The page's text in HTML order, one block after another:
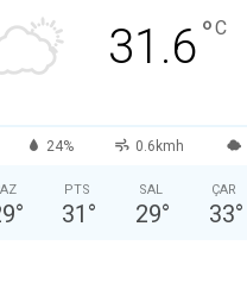
31.6°C
24% 0.6kmh
°
PTS
31 °
SAL
29°
ÇAR
33°